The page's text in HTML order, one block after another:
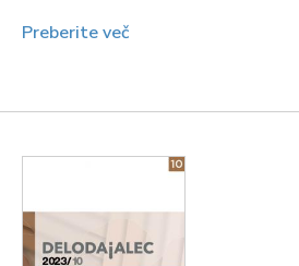
Preberite več